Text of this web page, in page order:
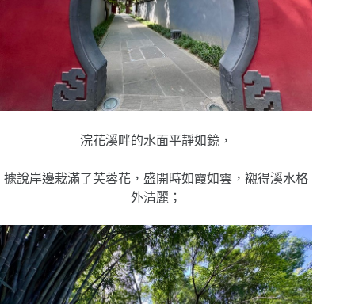
浣花溪畔的水面平靜如鏡，
據說岸邊栽滿了芙蓉花，盛開時如霞如雲，襯得溪水格
外清麗；